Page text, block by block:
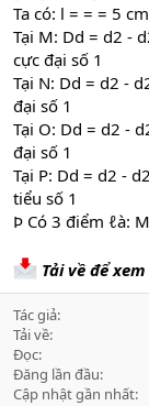
Ta có: l = = = 5 cm
Tại M: Dd = d2 -
cực đại số 1
Tại N: Dd = d2 -
đại số 1
Tại O: Dd = d2 -
đại số 1
Tại P: Dd = d2 -
tiểu số 1
Þ Có 3 điểm ℓà:
Tải về để
Tác giả
Tải về
Đọc
Đăng lần đầu
Cập nhật gần nhất